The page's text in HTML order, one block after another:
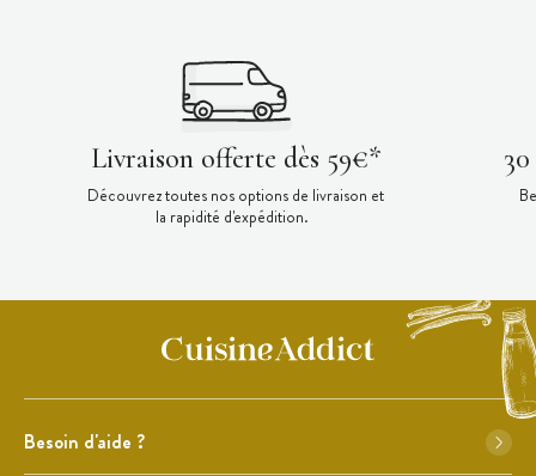
Livraison offerte dès 59€*
Découvrez toutes nos options de livraison et
la rapidité d'expédition.
Besoin d'aide ?